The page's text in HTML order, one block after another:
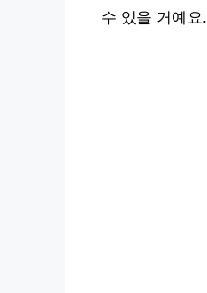
수 있을 거예요.